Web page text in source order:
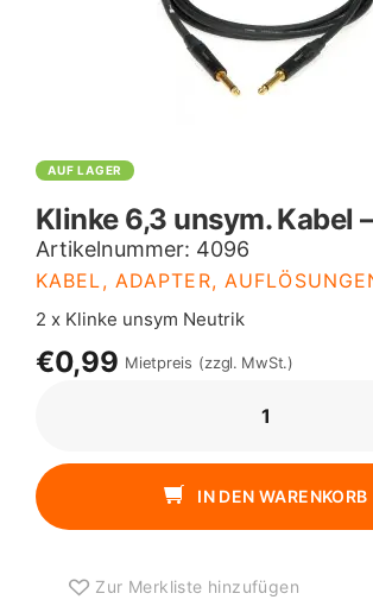
AUF LAGER
Klinke 6,3 unsym. Kabel
Artikelnummer: 4096
KABEL, ADAPTER,
2 x Klinke unsym Neutrik
€0,99 Mietpreis (zzgl. MwSt.)
KABEL
-
MENGE
IN DEN WARENKORB
Zur Merkliste hinzufügen